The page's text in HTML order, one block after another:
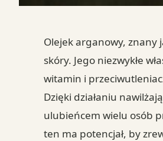
Olejek arganowy, znany
skóry. Jego niezwykłe
witamin i
Dzięki działaniu
ulubieńcem wielu osób
ten ma potencjał, by